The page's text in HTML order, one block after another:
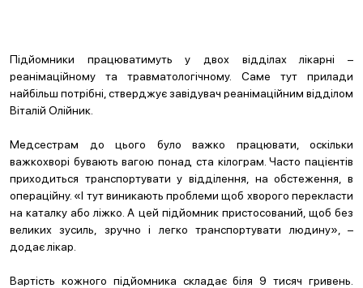
Підйомники працюватимуть у двох відділах лікарні –
реанімаційному та травматологічному. Саме тут прилади
найбільш потрібні, стверджує завідувач реанімаційним відділом
Віталій Олійник.
Медсестрам до цього було важко працювати, оскільки
важкохворі бувають вагою понад ста кілограм. Часто пацієнтів
приходиться транспортувати у відділення, на обстеження, в
операційну. «І тут виникають проблеми щоб хворого перекласти
на каталку або ліжко. А цей підйомник пристосований, щоб без
великих зусиль, зручно і легко транспортувати людину», –
додає лікар.
Вартість кожного підйомника складає біля 9 тисяч гривень.